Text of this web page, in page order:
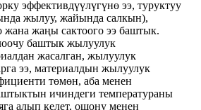
эффективдүүлүгүнө ээ, туруктуу
жылуу, жайында салкын),
жана жаңы сактоого ээ баштык.
баштык жылуулук
жасалган, жылуулук
ээ, материалдын жылуулук
төмөн, аба менен
ичиндеги температураны
алып келет, ошону менен